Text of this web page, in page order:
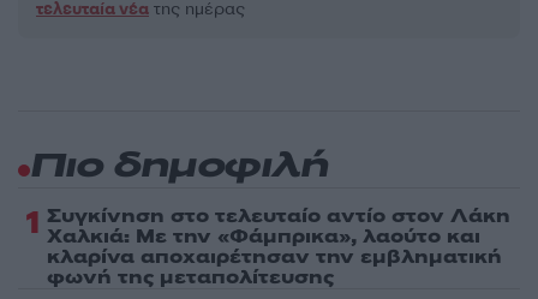
τελευταία νέα της ημέρας
Πιο δημοφιλή
1 Συγκίνηση στο τελευταίο αντίο στον Λάκη
Χαλκιά: Με την «Φάμπρικα», λαούτο και
κλαρίνα αποχαιρέτησαν την εμβληματική
φωνή της μεταπολίτευσης